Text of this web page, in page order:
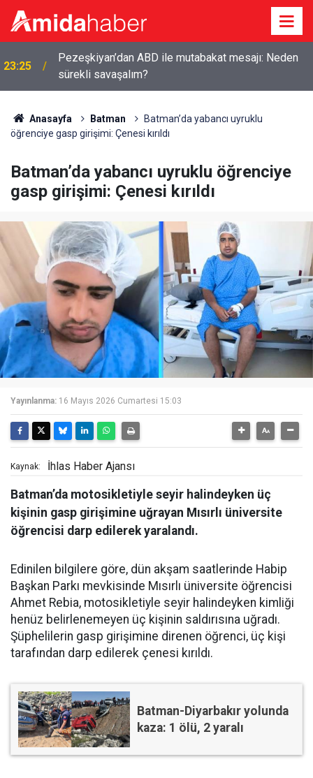
23:25
Pezeşkiyan’dan ABD ile mutabakat mesajı: Neden
sürekli savaşalım?
Anasayfa Batman
Batman’da yabancı uyruklu
öğrenciye gasp girişimi: Çenesi kırıldı
Batman’da yabancı uyruklu öğrenciye
gasp girişimi: Çenesi kırıldı
Yayınlanma: 16 Mayıs 2026 Cumartesi 15:03
Kaynak: İhlas Haber Ajansı
Batman’da motosikletiyle seyir halindeyken üç
kişinin gasp girişimine uğrayan Mısırlı üniversite
öğrencisi darp edilerek yaralandı.
Edinilen bilgilere göre, dün akşam saatlerinde Habip
Başkan Parkı mevkisinde Mısırlı üniversite öğrencisi
Ahmet Rebia, motosikletiyle seyir halindeyken kimliği
henüz belirlenemeyen üç kişinin saldırısına uğradı.
Şüphelilerin gasp girişimine direnen öğrenci, üç kişi
tarafından darp edilerek çenesi kırıldı.
Batman-Diyarbakır yolunda
kaza: 1 ölü, 2 yaralı